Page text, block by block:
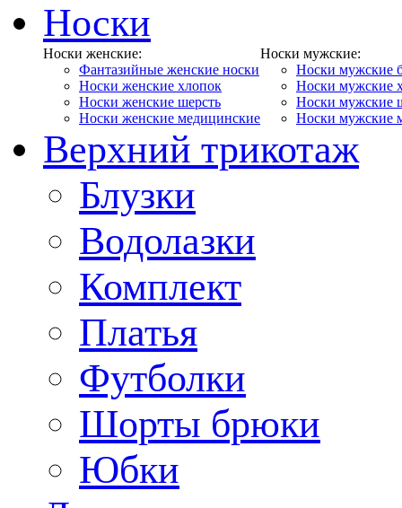
Носки
Носки женские:
Фантазийные женские носки
Носки женские хлопок
Носки женские шерсть
Носки женские медицинские
Носки мужские:
Носки мужские
Носки мужские
Носки мужские
Носки мужские
Верхний трикотаж
Блузки
Водолазки
Комплект
Платья
Футболки
Шорты брюки
Юбки